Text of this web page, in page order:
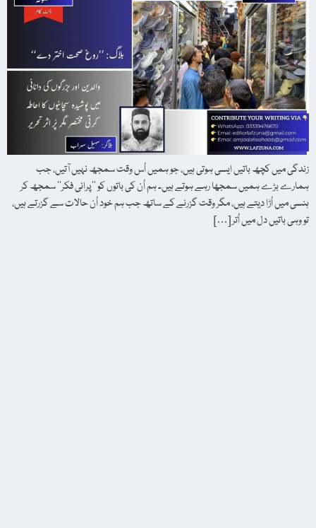
زندگی میں کچھ باتیں ایسی ہوتی ہیں، جو ہمیں اُس وقت سمجھ نہیں آتیں، جب
ہمارے بڑے ہمیں سمجھا رہے ہوتے ہیں۔ ہم اُن کی باتوں کو ’’پرانی فکر‘‘ سمجھ کر
ہنسی میں اُڑا دیتے ہیں، مگر وقت گزرنے کے ساتھ جب ہم خود اُن حالات سے گزرتے ہیں،
تو وہی باتیں دل میں اُتر […]